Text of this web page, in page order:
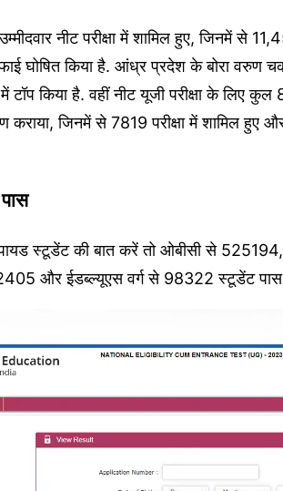
नीट परीक्षा में शामिल हुए, जिनमें से
घोषित किया है. आंध्र प्रदेश के बोरा वरुण
टॉप किया है. वहीं नीट यूजी परीक्षा के लिए कुल
कराया, जिनमें से 7819 परीक्षा में शामिल हुए
स्टूडेंट की बात करें तो ओबीसी से
और ईडब्ल्यूएस वर्ग से 98322 स्टूडेंट पास